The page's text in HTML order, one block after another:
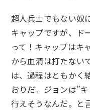
超人兵士でもない奴
キャップですが、ド
って！キャップはキ
から血清は打たない
は、過程はともかく
おりだ。ジョンは”
行えそうなんだ。と